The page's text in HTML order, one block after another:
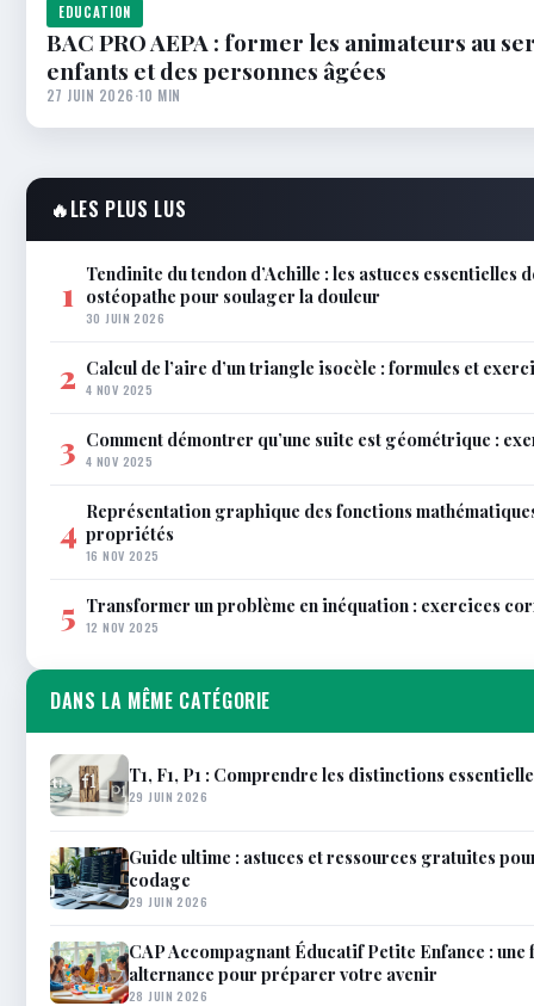
EDUCATION
BAC PRO AEPA : former les animateurs au
enfants et des personnes âgées
27 JUIN 2026·10 MIN
🔥LES PLUS LUS
1
Tendinite du tendon d’Achille : les astuces essentielles
ostéopathe pour soulager la douleur
30 JUIN 2026
2 Calcul de l’aire d’un triangle isocèle : formules et
4 NOV 2025
3 Comment démontrer qu’une suite est géométrique :
4 NOV 2025
4 Représentation graphique des fonctions
propriétés
16 NOV 2025
5 Transformer un problème en inéquation : exercices
12 NOV 2025
DANS LA MÊME CATÉGORIE
T1, F1, P1 : Comprendre les distinctions
29 JUIN 2026
Guide ultime : astuces et ressources gratuites
codage
29 JUIN 2026
CAP Accompagnant Éducatif Petite Enfance :
alternance pour préparer votre avenir
28 JUIN 2026